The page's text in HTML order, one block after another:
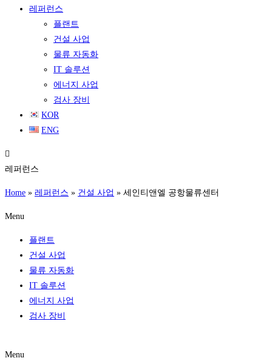
레퍼런스
플랜트
건설 사업
물류 자동화
IT 솔루션
에너지 사업
검사 장비
KOR
ENG
레퍼런스
Home » 레퍼런스 » 건설 사업 » 세인티앤엘 공항물류센터
Menu
플랜트
건설 사업
물류 자동화
IT 솔루션
에너지 사업
검사 장비
Menu